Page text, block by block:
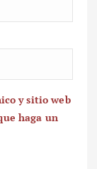
y sitio web
haga un